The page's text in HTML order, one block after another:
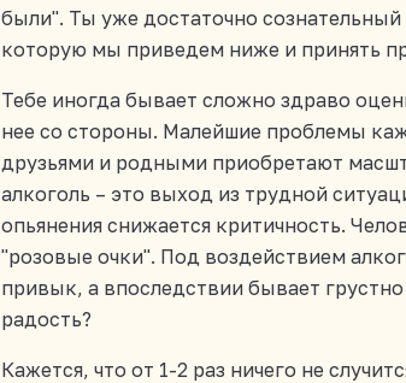
были". Ты уже достаточно
которую мы приведем ниже и принять
Тебе иногда бывает сложно здраво
нее со стороны. Малейшие проблемы
друзьями и родными приобретают
алкоголь – это выход из трудной
опьянения снижается критичность.
"розовые очки". Под воздействием
привык, а впоследствии бывает
радость?
Кажется, что от 1-2 раз ничего не